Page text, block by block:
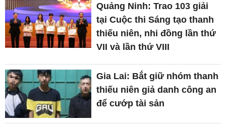
Quảng Ninh: Trao 103 giải
tại Cuộc thi Sáng tạo thanh
thiếu niên, nhi đồng lần thứ
VII và lần thứ VIII
Gia Lai: Bắt giữ nhóm thanh
thiếu niên giả danh công an
để cướp tài sản